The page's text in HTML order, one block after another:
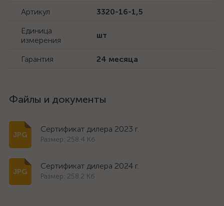
Артикул
3320-16-1,5
Единица
измерения
шт
Гарантия 24 месяца
Файлы и документы
Сертификат дилера 2023 г.
Размер: 258.4 Кб
Сертификат дилера 2024 г.
Размер: 258.2 Кб